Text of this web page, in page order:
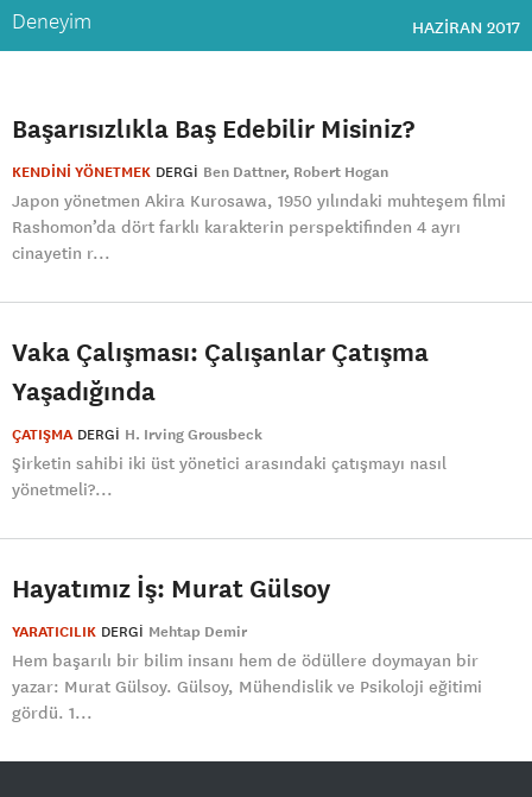
Deneyim HAZIRAN 2017
Başarısızlıkla Baş Edebilir Misiniz?
KENDİNİ YÖNETMEK DERGI Ben Dattner Robert Hogan
Japon yönetmen Akira Kurosawa, 1950 yılındaki muhteşem filmi
Rashomon’da dört farklı karakterin perspektifinden 4 ayrı
cinayetin r...
Vaka Çalışması: Çalışanlar Çatışma
Yaşadığında
ÇATIŞMA DERGI H. Irving Grousbeck
Şirketin sahibi iki üst yönetici arasındaki çatışmayı nasıl
yönetmeli?...
Hayatımız İş: Murat Gülsoy
YARATICILIK DERGI Mehtap Demir
Hem başarılı bir bilim insanı hem de ödüllere doymayan bir
yazar: Murat Gülsoy. Gülsoy, Mühendislik ve Psikoloji eğitimi
gördü. 1...